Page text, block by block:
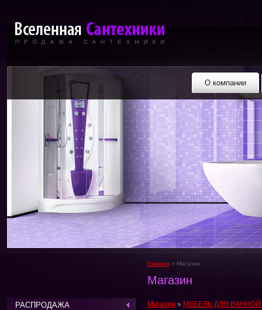
О компании
РАСПРОДАЖА
Главная » Магазин
Магазин
Магазин » МЕБЕЛЬ ДЛЯ